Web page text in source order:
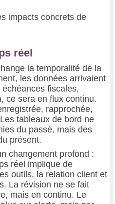
impacts concrets de
réel
la temporalité de la
les données arrivaient
fiscales,
ce sera en flux continu.
rapprochée,
tableaux de bord ne
du passé, mais des
présent.
changement profond :
réel implique de
outils, la relation client et
La révision ne se fait
mais en continu. Le